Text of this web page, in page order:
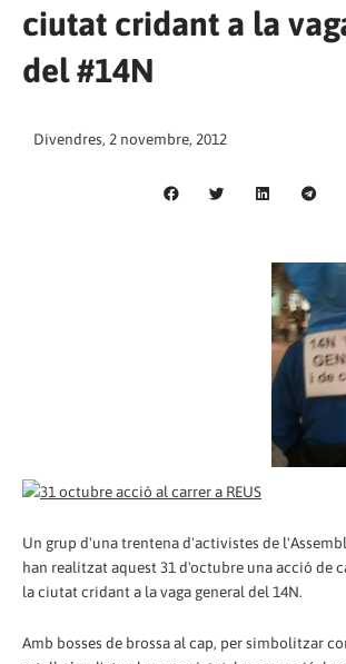
ciutat cridant a la
del #14N
Divendres, 2 novembre, 2012
Un grup d'una trentena d'activistes de
han realitzat aquest 31 d'octubre una acció de
la ciutat cridant a la vaga general del 14N.
Amb bosses de brossa al cap, per simbolitzar